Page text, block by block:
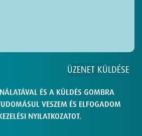
ÉS A KÜLDÉS GOMBRA
VESZEM ÉS ELFOGADOM
NYILATKOZATOT.